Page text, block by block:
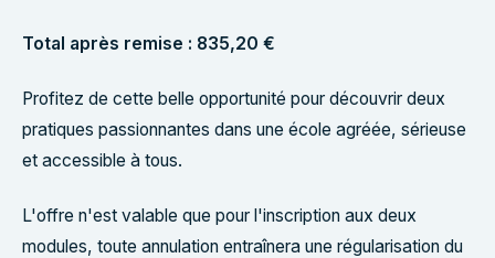
Total après remise : 835,20 €
Profitez de cette belle opportunité pour découvrir deux
pratiques passionnantes dans une école agréée, sérieuse
et accessible à tous.
L'offre n'est valable que pour l'inscription aux deux
modules, toute annulation entraînera une régularisation du